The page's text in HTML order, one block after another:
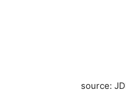
source: